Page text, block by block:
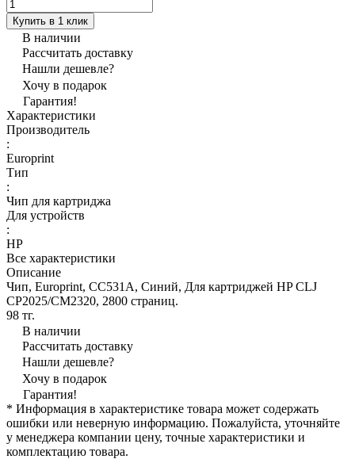
Купить в 1 клик
В наличии
Рассчитать доставку
Нашли дешевле?
Хочу в подарок
Гарантия!
Характеристики
Производитель
:
Europrint
Тип
:
Чип для картриджа
Для устройств
:
HP
Все характеристики
Описание
Чип, Europrint, CС531A, Синий, Для картриджей HP CLJ
CP2025/CM2320, 2800 страниц.
98 тг.
В наличии
Рассчитать доставку
Нашли дешевле?
Хочу в подарок
Гарантия!
* Информация в характеристике товара может содержать
ошибки или неверную информацию. Пожалуйста, уточняйте
у менеджера компании цену, точные характеристики и
комплектацию товара.